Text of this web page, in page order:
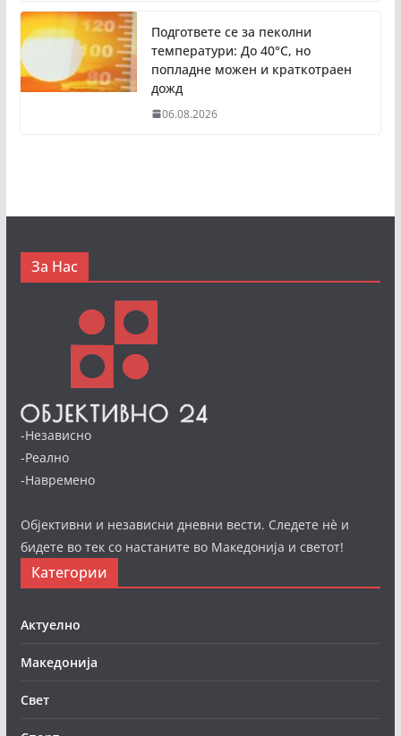
Подгответе се за пеколни
температури: До 40°C, но
попладне можен и краткотраен
дожд
06.08.2026
За Нас
-Независно
-Реално
-Навремено
Објективни и независни дневни вести. Следете нè и
бидете во тек со настаните во Македонија и светот!
Категории
Актуелно
Македонија
Свет